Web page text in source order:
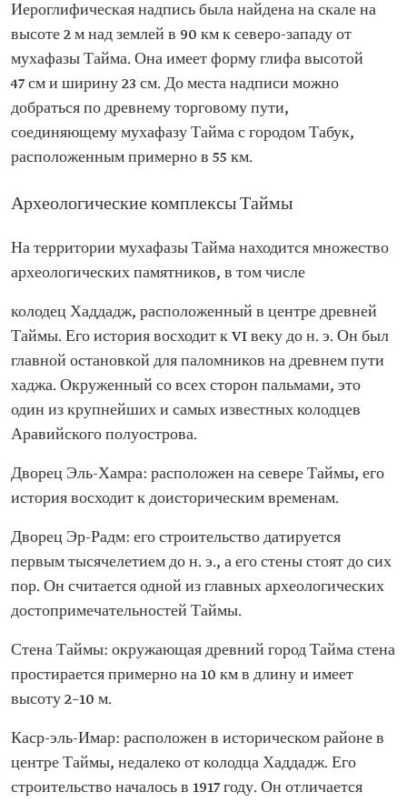
Иероглифическая надпись была найдена на скале на
высоте 2 м над землей в 90 км к северо-западу от
мухафазы Тайма. Она имеет форму глифа высотой
47 см и ширину 23 см. До места надписи можно
добраться по древнему торговому пути,
соединяющему мухафазу Тайма с городом Табук,
расположенным примерно в 55 км.
Археологические комплексы Таймы
На территории мухафазы Тайма находится множество
археологических памятников, в том числе
колодец Хаддадж, расположенный в центре древней
Таймы. Его история восходит к VI веку до н. э. Он был
главной остановкой для паломников на древнем пути
хаджа. Окруженный со всех сторон пальмами, это
один из крупнейших и самых известных колодцев
Аравийского полуострова.
Дворец Эль-Хамра: расположен на севере Таймы, его
история восходит к доисторическим временам.
Дворец Эр-Радм: его строительство датируется
первым тысячелетием до н. э., а его стены стоят до сих
пор. Он считается одной из главных археологических
достопримечательностей Таймы.
Стена Таймы: окружающая древний город Тайма стена
простирается примерно на 10 км в длину и имеет
высоту 2–10 м.
Каср-эль-Имар: расположен в историческом районе в
центре Таймы, недалеко от колодца Хаддадж. Его
строительство началось в 1917 году. Он отличается